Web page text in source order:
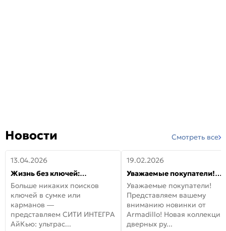
Новости Смотреть все
13.04.2026
Жизнь без ключей:
встречайте новую дверь
СИТИ ИНТЕГРА АйКью!
Больше никаких поисков
ключей в сумке или
карманов —
представляем СИТИ ИНТЕГРА
АйКью: ультрас...
19.02.2026
Уважаемые покупатели!
Представляем вашему
вниманию новинки от
Armadillo!
Уважаемые покупатели!
Представляем вашему
вниманию новинки от
Armadillo! Новая коллекция
дверных ру...